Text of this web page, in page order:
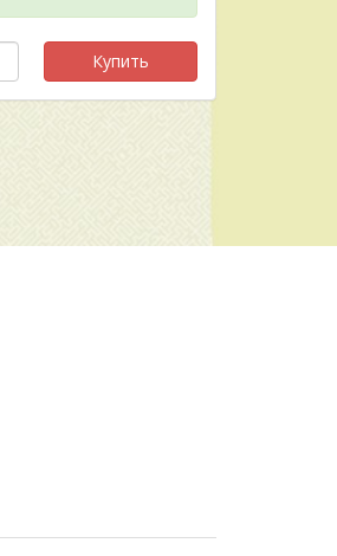
Купить